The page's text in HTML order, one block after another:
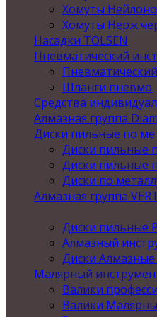
Хомуты
Хомуты Нерж
Насадки TOLSEN
Пневматический
Шланги пневмо
Средства
Алмазная группа
Диски пильные по
Диски пильные
Диски пильные
Диски по
Алмазная группа
Диски пильные
Алмазный
Диски Алмазные
Малярный
Валики
Валики